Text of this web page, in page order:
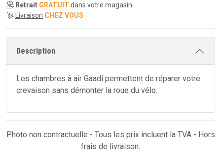
Retrait GRATUIT dans votre magasin
Livraison CHEZ VOUS
Description
Les chambres à air Gaadi permettent de réparer votre
crevaison sans démonter la roue du vélo.
Photo non contractuelle - Tous les prix incluent la TVA - Hors
frais de livraison.